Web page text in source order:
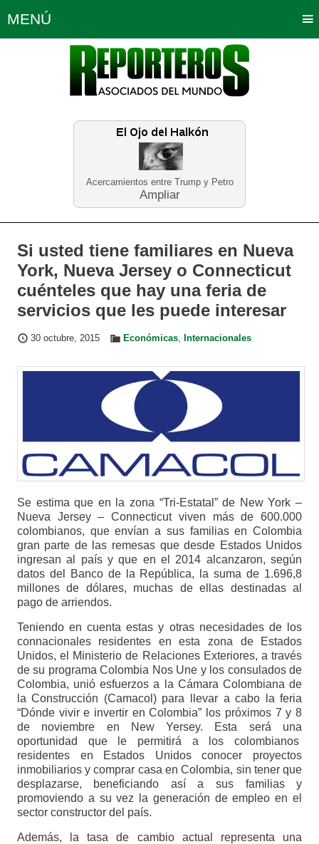
Acercamientos entre Trump y Petro
Ampliar
MENÚ
Política Opinión Bogotá
Planeta Tierra Deportes
Educación Neira
Si usted tiene familiares en Nueva
York, Nueva Jersey o Connecticut
cuénteles que hay una feria de
servicios que les puede interesar
30 octubre, 2015 Económicas, Internacionales
Se estima que en la zona “Tri-Estatal” de New York –
Nueva Jersey – Connecticut viven más de 600.000
colombianos, que envían a sus familias en Colombia
gran parte de las remesas que desde Estados Unidos
ingresan al país y que en el 2014 alcanzaron, según
datos del Banco de la República, la suma de 1.696,8
millones de dólares, muchas de ellas destinadas al
pago de arriendos.
Teniendo en cuenta estas y otras necesidades de los
connacionales residentes en esta zona de Estados
Unidos, el Ministerio de Relaciones Exteriores, a través
de su programa Colombia Nos Une y los consulados de
Colombia, unió esfuerzos a la Cámara Colombiana de
la Construcción (Camacol) para llevar a cabo la feria
“Dónde vivir e invertir en Colombia” los próximos 7 y 8
de noviembre en New Yersey. Esta será una
oportunidad que le permitirá a los colombianos
residentes en Estados Unidos conocer proyectos
inmobiliarios y comprar casa en Colombia, sin tener que
desplazarse, beneficiando así a sus familias y
promoviendo a su vez la generación de empleo en el
sector constructor del país.
Además, la tasa de cambio actual representa una